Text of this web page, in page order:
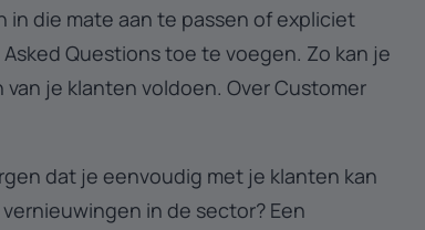
in die mate aan te passen of expliciet
Questions toe te voegen. Zo kan je
van je klanten voldoen. Over Customer
dat je eenvoudig met je klanten kan
in de sector? Een